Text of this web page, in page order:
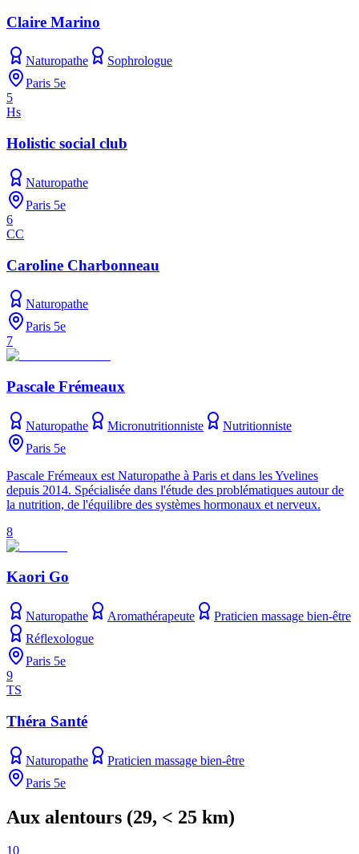
Claire Marino
Naturopathe
Sophrologue
Paris 5e
5
Hs
Holistic social club
Naturopathe
Paris 5e
6
CC
Caroline Charbonneau
Naturopathe
Paris 5e
7
Pascale Frémeaux
Naturopathe Micronutritionniste
Nutritionniste
Paris 5e
Pascale Frémeaux est Naturopathe à Paris et dans les Yvelines
depuis 2014. Spécialisée dans l'étude des problématiques autour de
la nutrition, de l'équilibre des systèmes hormonaux et nerveux.
8
Kaori Go
Naturopathe Aromathérapeute
Praticien massage bien-être
Réflexologue
Paris 5e
9
TS
Théra Santé
Naturopathe
Praticien massage bien-être
Paris 5e
Aux alentours (29, < 25 km)
10